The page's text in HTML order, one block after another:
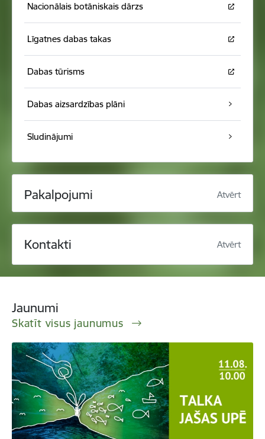
Nacionālais botāniskais dārzs
Līgatnes dabas takas
Dabas tūrisms
Dabas aizsardzības plāni
Sludinājumi
Pakalpojumi Atvērt
Kontakti Atvērt
Jaunumi
Skatīt visus jaunumus